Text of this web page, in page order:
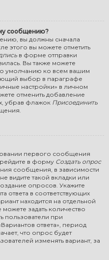
сообщению?
вы должны сначала
этого вы можете отметить
в форме отправки
Вы также можете
умолчанию ко всем вашим
выбор в параграфе
настройки» в личном
отменить добавление
убрав флажок Присоединить
первого сообщения
в форму Создать опрос
сообщения, в зависимости
видите такой вкладки или
опросов. Укажите
ответа в соответствующих
находится на отдельной
задать количество
пользователи при
ответа», период
что опрос будет
изменять вариант, за